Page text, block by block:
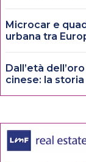
Microcar e
urbana tra
Dall’età
cinese: la